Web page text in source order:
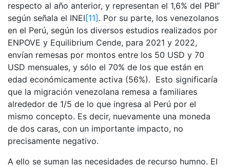
respecto al año anterior, y representan el 1,6% del PBI”
según señala el INEI [11] . Por su parte, los venezolanos
en el Perú, según los diversos estudios realizados por
ENPOVE y Equilibrium Cende, para 2021 y 2022,
envían remesas por montos entre los 50 USD y 70
USD mensuales, y sólo el 70% de los que están en
edad económicamente activa (56%). Esto significaría
que la migración venezolana remesa a familiares
alrededor de 1/5 de lo que ingresa al Perú por el
mismo concepto. Es decir, nuevamente una moneda
de dos caras, con un importante impacto, no
precisamente negativo.
A ello se suman las necesidades de recurso humno. El